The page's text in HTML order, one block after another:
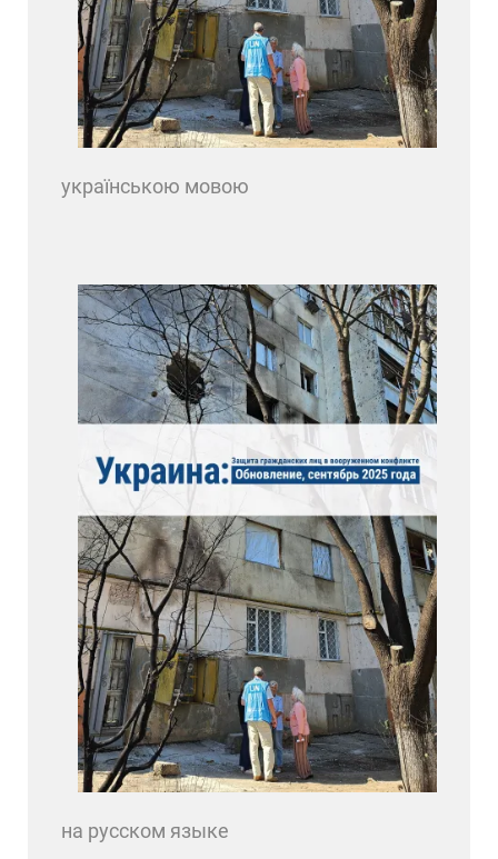
українською мовою
на русском языке